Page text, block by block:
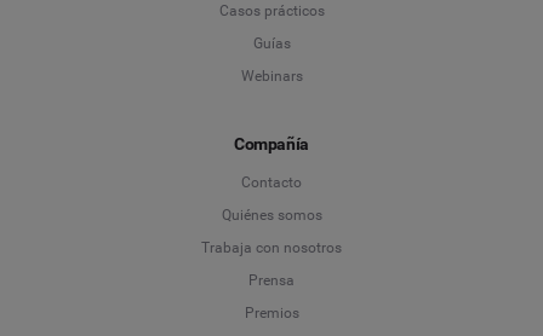
Casos prácticos
Guías
Webinars
Compañía
Contacto
Quiénes somos
Trabaja con nosotros
Prensa
Premios